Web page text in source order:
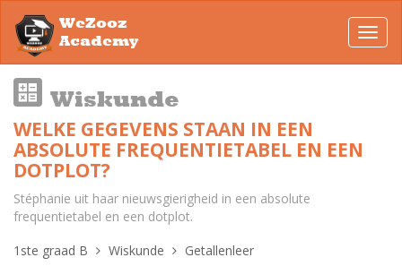
WeZooz
Academy
Wiskunde
WELKE GEGEVENS STAAN IN EEN
ABSOLUTE FREQUENTIETABEL EN EEN
DOTPLOT?
Stéphanie uit haar nieuwsgierigheid in een absolute
frequentietabel en een dotplot.
1ste graad B
Wiskunde Getallenleer